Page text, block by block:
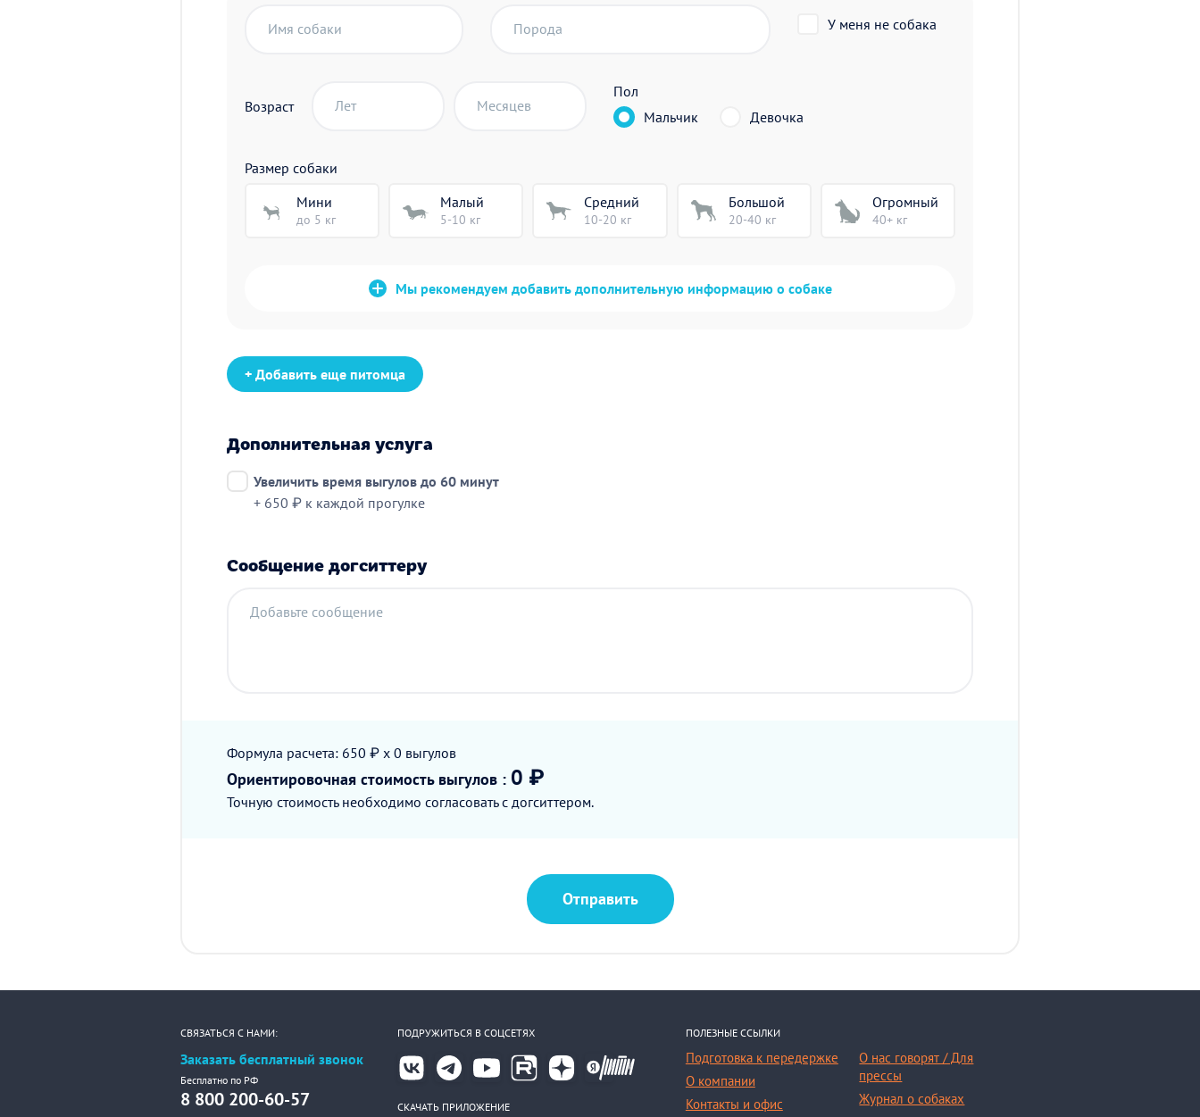
Имя собаки Порода У меня не собака
Возраст Лет Месяцев
Пол
Мальчик
Девочка
Размер собаки
Мини
до 5 кг
Малый
5-10 кг
Средний
10-20 кг
Большой
20-40 кг
Огромный
40+ кг
Мы рекомендуем добавить дополнительную информацию о собаке
+ Добавить еще питомца
Дополнительная услуга
Увеличить время выгулов до 60 минут
+ 650 ₽ к каждой прогулке
Сообщение догситтеру
Добавьте сообщение
Формула расчета: 650 ₽ x 0 выгулов
Ориентировочная стоимость выгулов : 0 ₽
Точную стоимость необходимо согласовать с догситтером.
Отправить
СВЯЗАТЬСЯ С НАМИ:
Заказать бесплатный звонок
Бесплатно по РФ
8 800 200-60-57
ПОДРУЖИТЬСЯ В СОЦСЕТЯХ
СКАЧАТЬ ПРИЛОЖЕНИЕ
ПОЛЕЗНЫЕ ССЫЛКИ
Подготовка к передержке
О компании
Контакты и офис
О нас говорят / Для
прессы
Журнал о собаках